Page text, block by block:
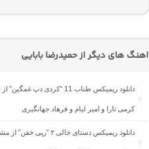
اهنگ های دیگر از حمیدرضا بابایی
دانلود ریمیکس طناب 11
کرمی تارا و امیر لیام و فرهاد جهانگیری
دانلود ریمیکس دستای